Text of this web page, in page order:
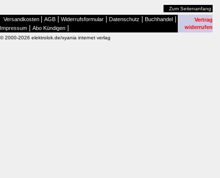
Zum Seitenanfang
Versandkosten AGB Widerrufsformular Datenschutz Buchhandel
Impressum Abo Kündigen
Vertrag
widerrufen
© 2000-2026 elektrolok.de/xyania internet verlag